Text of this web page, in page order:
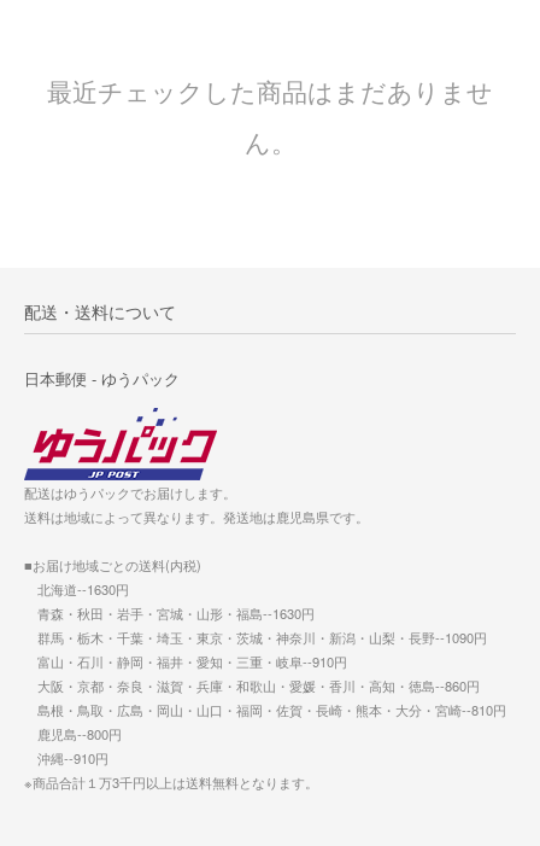
最近チェックした商品はまだありませ
ん。
配送・送料について
日本郵便 - ゆうパック
配送はゆうパックでお届けします。
送料は地域によって異なります。発送地は鹿児島県です。
■お届け地域ごとの送料(内税)
北海道--1630円
青森・秋田・岩手・宮城・山形・福島--1630円
群馬・栃木・千葉・埼玉・東京・茨城・神奈川・新潟・山梨・長野--1090円
富山・石川・静岡・福井・愛知・三重・岐阜--910円
大阪・京都・奈良・滋賀・兵庫・和歌山・愛媛・香川・高知・徳島--860円
島根・鳥取・広島・岡山・山口・福岡・佐賀・長崎・熊本・大分・宮崎--810円
鹿児島--800円
沖縄--910円
※商品合計１万3千円以上は送料無料となります。